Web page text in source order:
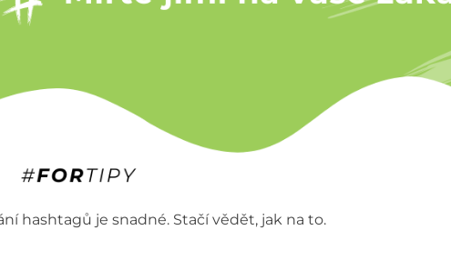
hashtagů je snadné. Stačí vědět, jak na to.